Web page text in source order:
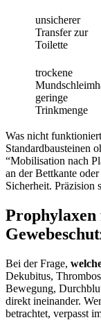
unsicherer
Transfer zur
Toilette
trockene
geringe
Trinkmenge
Was nicht
Standardbausteinen
“Mobilisation nach
an der Bettkante
Sicherheit. Präzision
Bei der Frage,
Dekubitus,
Bewegung,
direkt ineinander.
betrachtet, verpasst